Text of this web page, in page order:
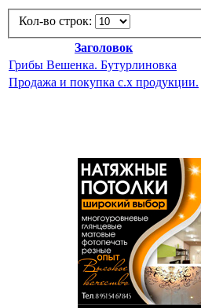
Кол-во строк:
Заголовок
Грибы Вешенка. Бутурлиновка
Продажа и покупка с.х продукции.